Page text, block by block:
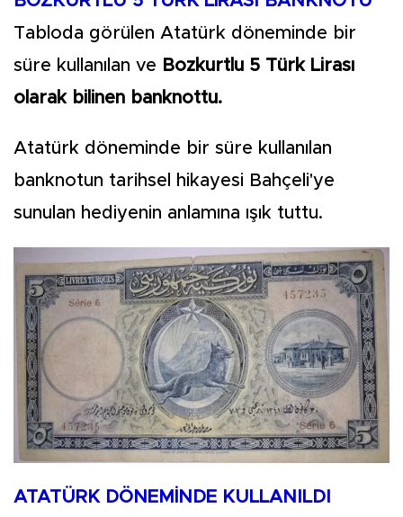
Tabloda görülen Atatürk döneminde bir
süre kullanılan ve Bozkurtlu 5 Türk Lirası
olarak bilinen banknottu.
Atatürk döneminde bir süre kullanılan
banknotun tarihsel hikayesi Bahçeli'ye
sunulan hediyenin anlamına ışık tuttu.
ATATÜRK DÖNEMİNDE KULLANILDI